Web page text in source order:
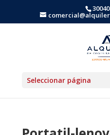
Seleccionar página